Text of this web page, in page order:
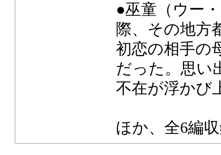
●巫童（ウー
際、その地方
初恋の相手の
だった。思い
不在が浮か
ほか、全6編